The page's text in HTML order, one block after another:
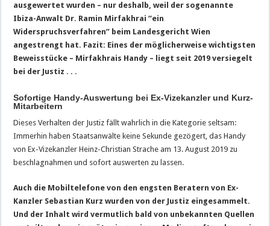
ausgewertet wurden – nur deshalb, weil der sogenannte
Ibiza-Anwalt Dr. Ramin Mirfakhrai “ein
Widerspruchsverfahren” beim Landesgericht Wien
angestrengt hat. Fazit: Eines der möglicherweise wichtigsten
Beweisstücke – Mirfakhrais Handy – liegt seit 2019 versiegelt
bei der Justiz . . .
Sofortige Handy-Auswertung bei Ex-Vizekanzler und Kurz-
Mitarbeitern
Dieses Verhalten der Justiz fällt wahrlich in die Kategorie seltsam:
Immerhin haben Staatsanwälte keine Sekunde gezögert, das Handy
von Ex-Vizekanzler Heinz-Christian Strache am 13. August 2019 zu
beschlagnahmen und sofort auswerten zu lassen.
Auch die Mobiltelefone von den engsten Beratern von Ex-
Kanzler Sebastian Kurz wurden von der Justiz eingesammelt.
Und der Inhalt wird vermutlich bald von unbekannten Quellen